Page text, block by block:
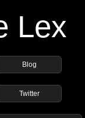
Lex
Blog
Twitter